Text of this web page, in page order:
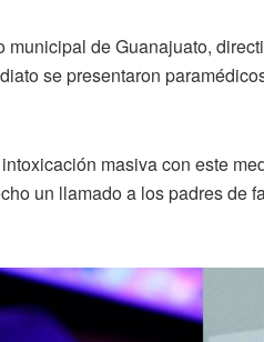
municipal de Guanajuato,
se presentaron
masiva con este
un llamado a los padres de